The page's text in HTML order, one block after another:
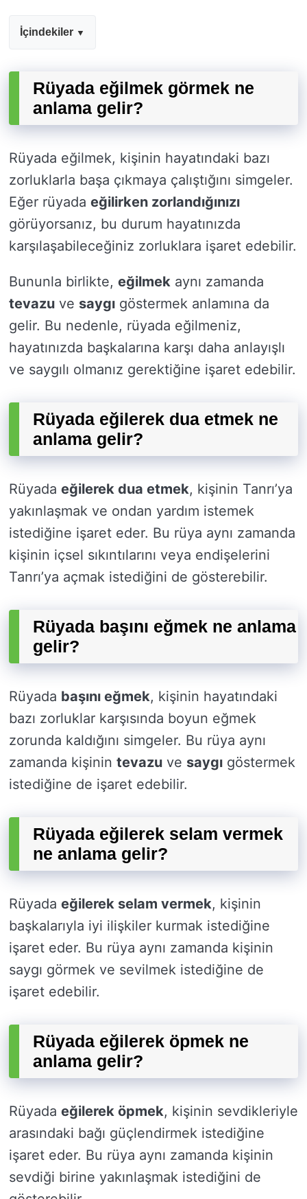
İçindekiler
Rüyada eğilmek görmek ne
anlama gelir?
Rüyada eğilmek, kişinin hayatındaki bazı
zorluklarla başa çıkmaya çalıştığını simgeler.
Eğer rüyada eğilirken zorlandığınızı
görüyorsanız, bu durum hayatınızda
karşılaşabileceğiniz zorluklara işaret edebilir.
Bununla birlikte, eğilmek aynı zamanda
tevazu ve saygı göstermek anlamına da
gelir. Bu nedenle, rüyada eğilmeniz,
hayatınızda başkalarına karşı daha anlayışlı
ve saygılı olmanız gerektiğine işaret edebilir.
Rüyada eğilerek dua etmek ne
anlama gelir?
Rüyada eğilerek dua etmek, kişinin Tanrı’ya
yakınlaşmak ve ondan yardım istemek
istediğine işaret eder. Bu rüya aynı zamanda
kişinin içsel sıkıntılarını veya endişelerini
Tanrı’ya açmak istediğini de gösterebilir.
Rüyada başını eğmek ne anlama
gelir?
Rüyada başını eğmek, kişinin hayatındaki
bazı zorluklar karşısında boyun eğmek
zorunda kaldığını simgeler. Bu rüya aynı
zamanda kişinin tevazu ve saygı göstermek
istediğine de işaret edebilir.
Rüyada eğilerek selam vermek
ne anlama gelir?
Rüyada eğilerek selam vermek, kişinin
başkalarıyla iyi ilişkiler kurmak istediğine
işaret eder. Bu rüya aynı zamanda kişinin
saygı görmek ve sevilmek istediğine de
işaret edebilir.
Rüyada eğilerek öpmek ne
anlama gelir?
Rüyada eğilerek öpmek, kişinin sevdikleriyle
arasındaki bağı güçlendirmek istediğine
işaret eder. Bu rüya aynı zamanda kişinin
sevdiği birine yakınlaşmak istediğini de